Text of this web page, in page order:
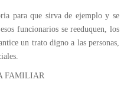
para que sirva de ejemplo y se
funcionarios se reeduquen, los
un trato digno a las personas,
FAMILIAR